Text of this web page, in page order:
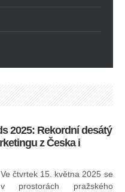
2025: Rekordní desátý
z Česka i
Ve čtvrtek 15. května 2025 se
v prostorách pražského